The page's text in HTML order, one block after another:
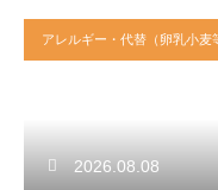
アレルギー・代替（卵乳小麦
2026.08.08